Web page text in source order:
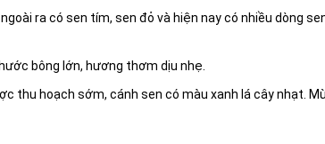
ra có sen tím, sen đỏ và hiện nay có nhiều dòng
bông lớn, hương thơm dịu nhẹ.
thu hoạch sớm, cánh sen có màu xanh lá cây nhạt.